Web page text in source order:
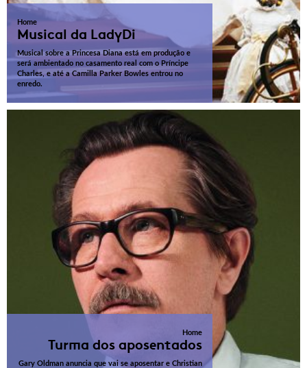
Home
Musical da LadyDi
Musical sobre a Princesa Diana está em produção e
será ambientado no casamento real com o Príncipe
Charles, e até a Camilla Parker Bowles entrou no
enredo.
Home
Turma dos aposentados
Gary Oldman anuncia que vai se aposentar e Christian